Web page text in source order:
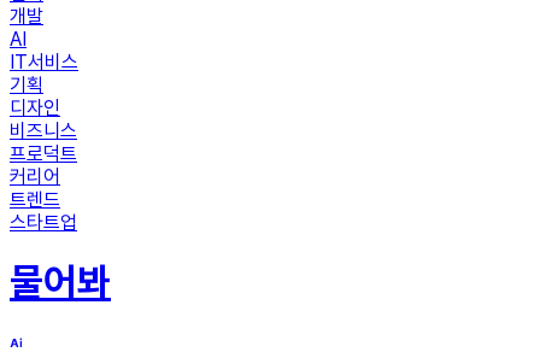
개발
AI
IT서비스
기획
디자인
비즈니스
프로덕트
커리어
트렌드
스타트업
물어봐